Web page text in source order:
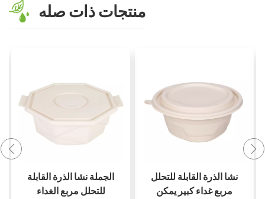
منتجات ذات صله
نشا الذرة القابلة للتحلل
مربع غداء كبير يمكن
نشا الذرة جولة قابلة
للتحلل يمكن التخلص